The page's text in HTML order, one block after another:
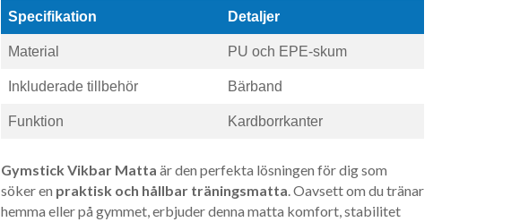
Specifikation Detaljer
Material PU och EPE-skum
Inkluderade tillbehör Bärband
Funktion Kardborrkanter
Gymstick Vikbar Matta är den perfekta lösningen för dig som
söker en praktisk och hållbar träningsmatta. Oavsett om du tränar
hemma eller på gymmet, erbjuder denna matta komfort, stabilitet